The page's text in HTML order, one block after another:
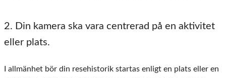
2. Din kamera ska vara centrerad på en aktivitet
eller plats.
I allmänhet bör din resehistorik startas enligt en plats eller en